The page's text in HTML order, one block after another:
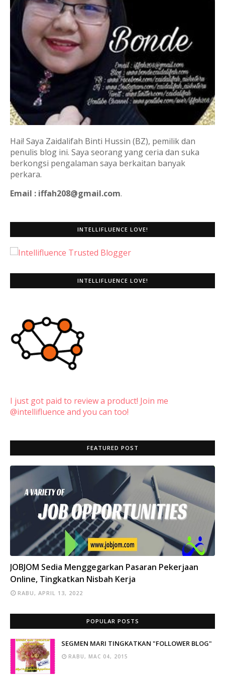
Hai! Saya Zaidalifah Binti Hussin (BZ), pemilik dan
penulis blog ini. Saya seorang yang ceria dan suka
berkongsi pengalaman saya berkaitan banyak
perkara.
Email : iffah208@gmail.com.
INTELLIFLUENCE LOVE!
INTELLIFLUENCE LOVE!
I just got paid to review a product! Join me
@intellifluence and you can too!
FEATURED POST
INFO
JOBJOM Sedia Menggegarkan Pasaran Pekerjaan
Online, Tingkatkan Nisbah Kerja
RABU, APRIL 13, 2022
POPULAR POSTS
SEGMEN MARI TINGKATKAN "FOLLOWER BLOG"
RABU, MAC 04, 2015